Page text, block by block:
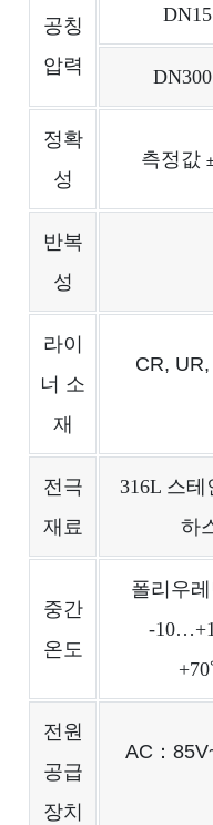
공칭
압력
정확
성
측정값
반복
성
라이
너 소
재
CR,
전극
재료
316L 스
하
중간
온도
폴리우
-
전원
공급
장치
AC：